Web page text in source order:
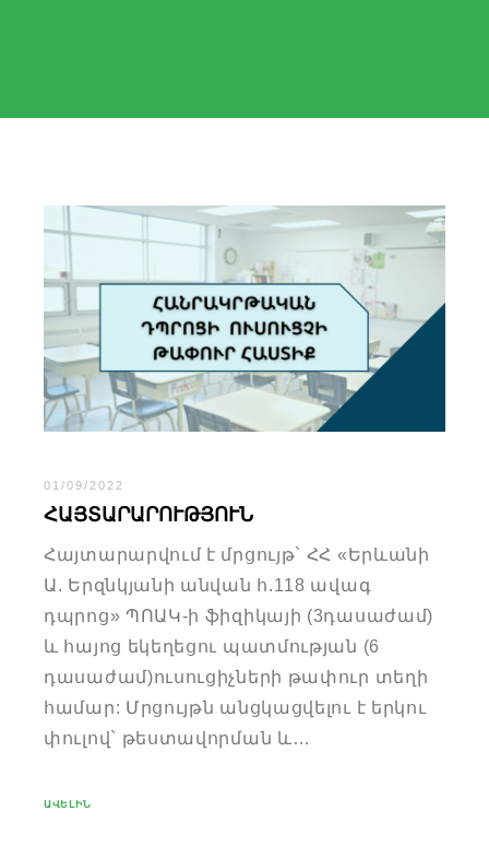
01/09/2022
ՀԱՅՏԱՐԱՐՈՒԹՅՈՒՆ
Հայտարարվում է մրցույթ` ՀՀ «Երևանի
Ա. Երզնկյանի անվան հ.118 ավագ
դպրոց» ՊՈԱԿ-ի ֆիզիկայի (3դասաժամ)
և հայոց եկեղեցու պատմության (6
դասաժամ)ուսուցիչների թափուր տեղի
համար: Մրցույթն անցկացվելու է երկու
փուլով` թեստավորման և…
ԱՎԵԼԻՆ